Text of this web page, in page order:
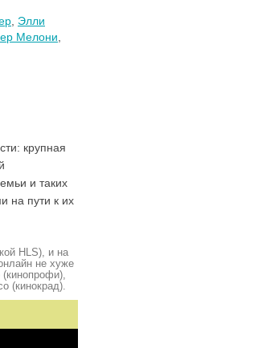
Элли
Мелони
крупная
и таких
на пути к их
HLS), и на
не хуже
(кинопрофи),
(кинокрад).